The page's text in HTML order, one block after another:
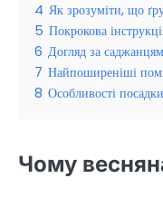
4 Як зрозуміти, що
5 Покрокова
6 Догляд за
7 Найпоширеніші
8 Особливості
Чому